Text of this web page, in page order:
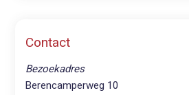
Contact
Bezoekadres
Berencamperweg 10